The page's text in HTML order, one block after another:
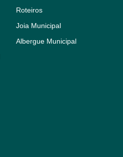
Roteiros
Joia Municipal
Albergue Municipal